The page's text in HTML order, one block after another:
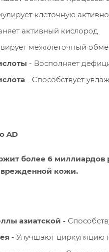
клеточную
активный кислород
межклеточный
- Восполняет
- Способствует
AD
более 6
кожи.
азиатской -
- Улучшают циркуляцию